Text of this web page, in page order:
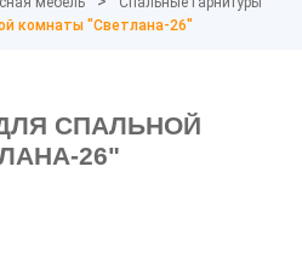
комнаты "Светлана-26"
СПАЛЬНОЙ
26"